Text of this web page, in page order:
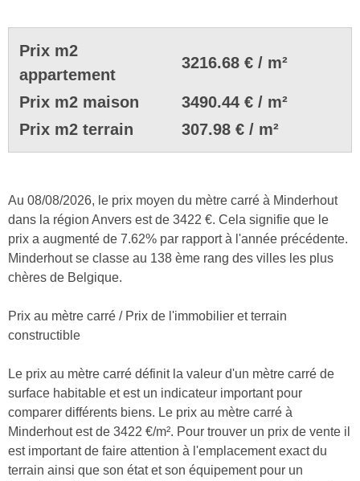
Prix m2
appartement
3216.68 € / m²
Prix m2 maison
3490.44 € / m²
Prix m2 terrain
307.98 € / m²
Au 08/08/2026, le prix moyen du mètre carré à Minderhout
dans la région Anvers est de 3422 €. Cela signifie que le
prix a augmenté de 7.62% par rapport à l'année précédente.
Minderhout se classe au 138 ème rang des villes les plus
chères de Belgique.
Prix au mètre carré / Prix de l'immobilier et terrain
constructible
Le prix au mètre carré définit la valeur d'un mètre carré de
surface habitable et est un indicateur important pour
comparer différents biens. Le prix au mètre carré à
Minderhout est de 3422 €/m². Pour trouver un prix de vente il
est important de faire attention à l'emplacement exact du
terrain ainsi que son état et son équipement pour un